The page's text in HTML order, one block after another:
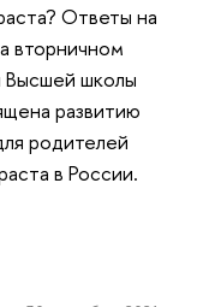
Ответы на
вторничном
Высшей школы
развитию
родителей
в России.